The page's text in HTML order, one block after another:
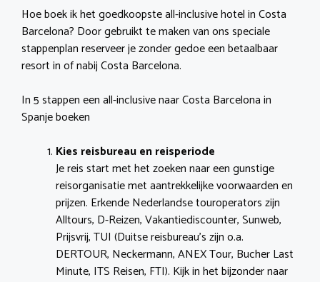
Hoe boek ik het goedkoopste all-inclusive hotel in Costa
Barcelona? Door gebruikt te maken van ons speciale
stappenplan reserveer je zonder gedoe een betaalbaar
resort in of nabij Costa Barcelona.
In 5 stappen een all-inclusive naar Costa Barcelona in
Spanje boeken
Kies reisbureau en reisperiode
Je reis start met het zoeken naar een gunstige
reisorganisatie met aantrekkelijke voorwaarden en
prijzen. Erkende Nederlandse touroperators zijn
Alltours, D-Reizen, Vakantiediscounter, Sunweb,
Prijsvrij, TUI (Duitse reisbureau’s zijn o.a.
DERTOUR, Neckermann, ANEX Tour, Bucher Last
Minute, ITS Reisen, FTI). Kijk in het bijzonder naar